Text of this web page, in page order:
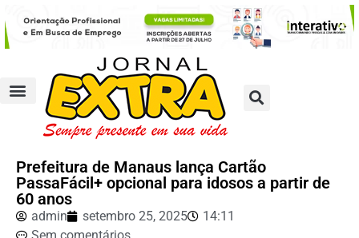
Prefeitura de Manaus lança Cartão
PassaFácil+ opcional para idosos a partir de
60 anos
admin setembro 25, 2025
14:11
Sem comentários